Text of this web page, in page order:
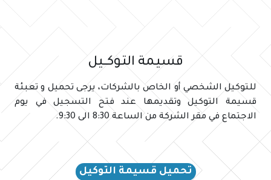
قسيـمة التـوكـــيل
للتوكيل الشخصي أو الخاص بالشركات، يرجى تحميل و تعبئة
قسيمة التوكيل وتقديمها عند فتح التسجيل في يوم
الاجتماع في مقر الشركة من الساعة 8:30 الى 9:30.
تحميل قسيمة التوكيل